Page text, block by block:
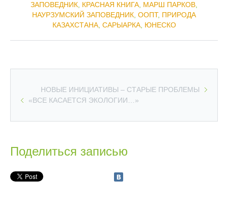
ЗАПОВЕДНИК КРАСНАЯ КНИГА МАРШ ПАРКОВ
НАУРЗУМСКИЙ ЗАПОВЕДНИК ООПТ, ПРИРОДА
КАЗАХСТАНА, САРЫАРКА, ЮНЕСКО
НОВЫЕ ИНИЦИАТИВЫ – СТАРЫЕ ПРОБЛЕМЫ
«ВСЕ КАСАЕТСЯ ЭКОЛОГИИ…»
Поделиться записью